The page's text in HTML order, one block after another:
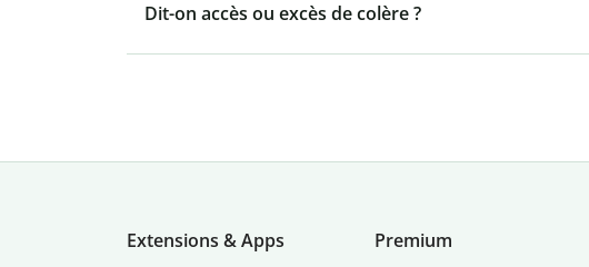
Dit-on accès ou excès de colère ?
Extensions & Apps
Premium